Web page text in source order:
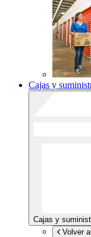
Cajas y
Cajas y
Volver